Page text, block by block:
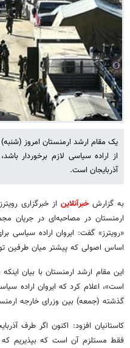
یک مقام ارشد ارمنستان امروز
از اراده سیاسی لازم برخوردار
آذربایجان است.
به گزارشخبرآنلاین از خبرگزاری
ارمنستان در مصاحبه‌ای در جریان
«رویترز» گفت: ایروان اراده سیاسی
اساس اصولی که پیشتر میان طرفین
این مقام ارشد ارمنستان با بیان
است»، اعلام کرد که ایروان اراده
گذشته (جمعه) بین وزرای خارجه
کاستانیان افزود: اکنون اگر طرف
فقط مستلزم آن است که بپذیریم